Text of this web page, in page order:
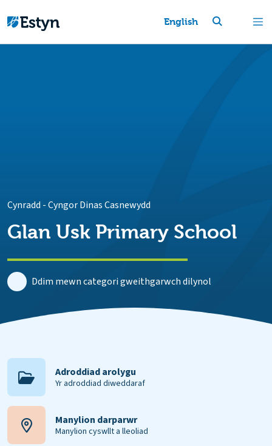
English
Cynradd -Cyngor Dinas Casnewydd
Glan Usk Primary School
Ddim mewn categori gweithgarwch dilynol
Adroddiad arolygu
Yr adroddiad diweddaraf
Manylion darparwr
Manylion cyswllt a lleoliad